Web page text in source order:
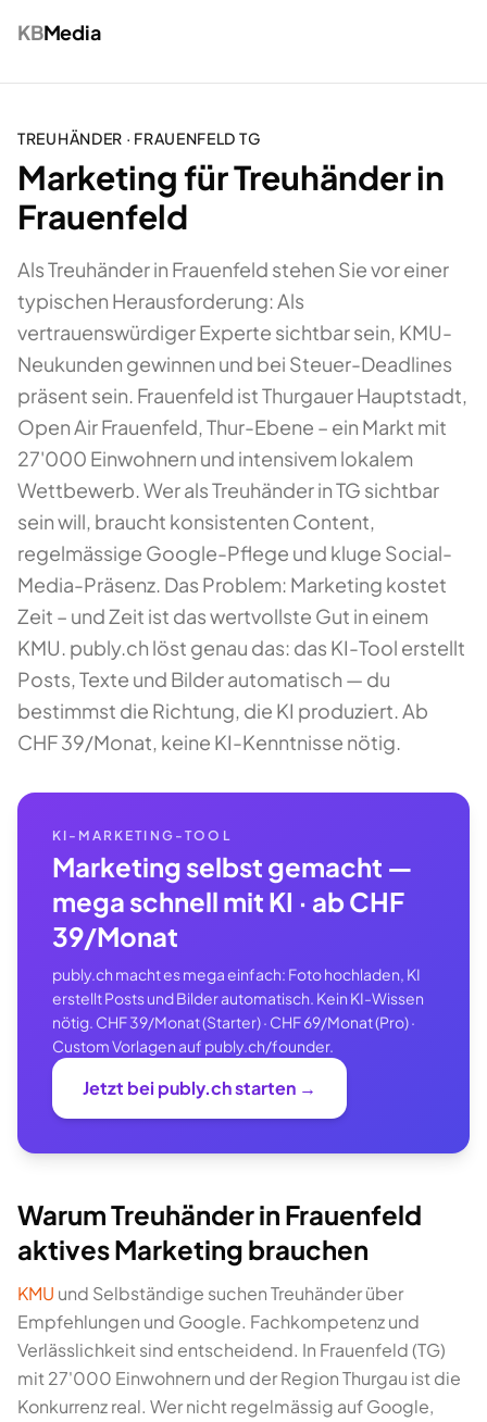
KBMedia
TREUHÄNDER · FRAUENFELD TG
Marketing für Treuhänder in
Frauenfeld
Als Treuhänder in Frauenfeld stehen Sie vor einer
typischen Herausforderung: Als
vertrauenswürdiger Experte sichtbar sein, KMU-
Neukunden gewinnen und bei Steuer-Deadlines
präsent sein. Frauenfeld ist Thurgauer Hauptstadt,
Open Air Frauenfeld, Thur-Ebene – ein Markt mit
27'000 Einwohnern und intensivem lokalem
Wettbewerb. Wer als Treuhänder in TG sichtbar
sein will, braucht konsistenten Content,
regelmässige Google-Pflege und kluge Social-
Media-Präsenz. Das Problem: Marketing kostet
Zeit – und Zeit ist das wertvollste Gut in einem
KMU. publy.ch löst genau das: das KI-Tool erstellt
Posts, Texte und Bilder automatisch — du
bestimmst die Richtung, die KI produziert. Ab
CHF 39/Monat, keine KI-Kenntnisse nötig.
KI-MARKETING-TOOL
Marketing selbst gemacht —
mega schnell mit KI · ab CHF
39/Monat
publy.ch macht es mega einfach: Foto hochladen, KI
erstellt Posts und Bilder automatisch. Kein KI-Wissen
nötig. CHF 39/Monat (Starter) · CHF 69/Monat (Pro) ·
Custom Vorlagen auf publy.ch/founder.
Jetzt bei publy.ch starten →
Warum Treuhänder in Frauenfeld
aktives Marketing brauchen
KMU und Selbständige suchen Treuhänder über
Empfehlungen und Google. Fachkompetenz und
Verlässlichkeit sind entscheidend. In Frauenfeld (TG)
mit 27'000 Einwohnern und der Region Thurgau ist die
Konkurrenz real. Wer nicht regelmässig auf Google,